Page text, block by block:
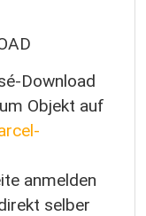
Download
Objekt auf
anmelden
selber